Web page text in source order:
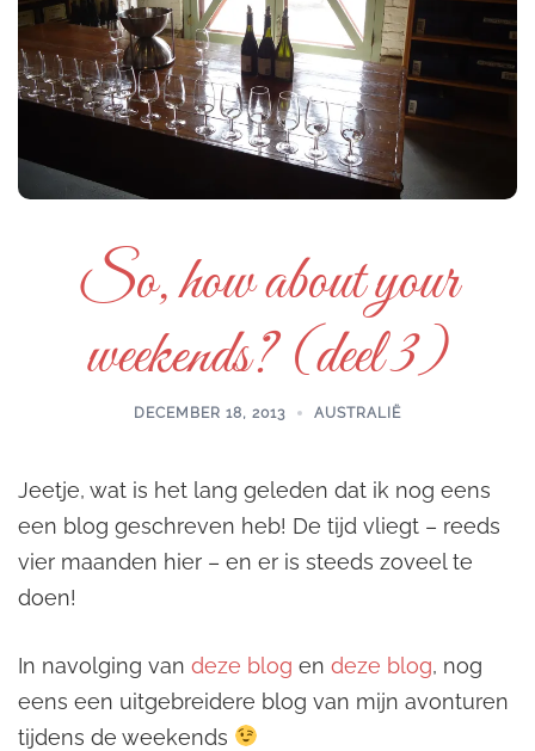
So, how about your
weekends? (deel 3)
DECEMBER 18, 2013 AUSTRALIË
Jeetje, wat is het lang geleden dat ik nog eens
een blog geschreven heb! De tijd vliegt – reeds
vier maanden hier – en er is steeds zoveel te
doen!
In navolging van deze blog en deze blog, nog
eens een uitgebreidere blog van mijn avonturen
tijdens de weekends